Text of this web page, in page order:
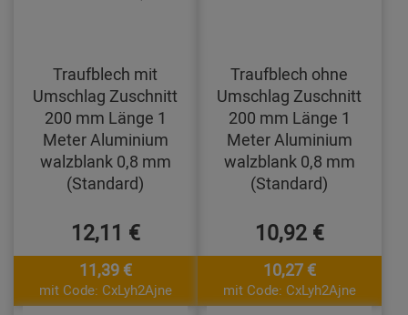
Traufblech mit
Umschlag Zuschnitt
200 mm Länge 1
Meter Aluminium
walzblank 0,8 mm
(Standard)
12,11 €
11,39 €
mit Code: CxLyh2Ajne
Traufblech ohne
Umschlag Zuschnitt
200 mm Länge 1
Meter Aluminium
walzblank 0,8 mm
(Standard)
10,92 €
10,27 €
mit Code: CxLyh2Ajne